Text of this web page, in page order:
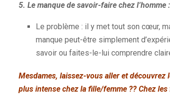
5. Le manque de savoir-faire chez l’homme :
Le problème : il y met tout son cœur,
manque peut-être simplement
savoir ou faites-le-lui comprendre
Mesdames, laissez-vous aller et découvrez
plus intense chez la fille/femme ?? Chez